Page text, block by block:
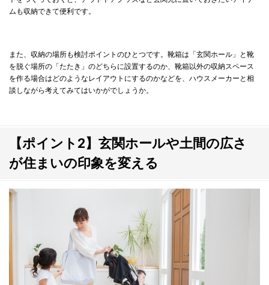
ムも収納できて便利です。
また、収納の場所も検討ポイントのひとつです。靴箱は「玄関ホール」と靴
を脱ぐ場所の「たたき」のどちらに設置するのか、靴箱以外の収納スペース
を作る場合はどのようなレイアウトにするのかなどを、ハウスメーカーと相
談しながら考えてみてはいかがでしょうか。
【ポイント2】玄関ホールや土間の広さ
が住まいの印象を変える